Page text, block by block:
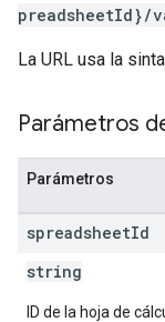
preadsheetId}/
La URL usa la
Parámetros
Parámetros
spreadsheetId
string
ID de la hoja de